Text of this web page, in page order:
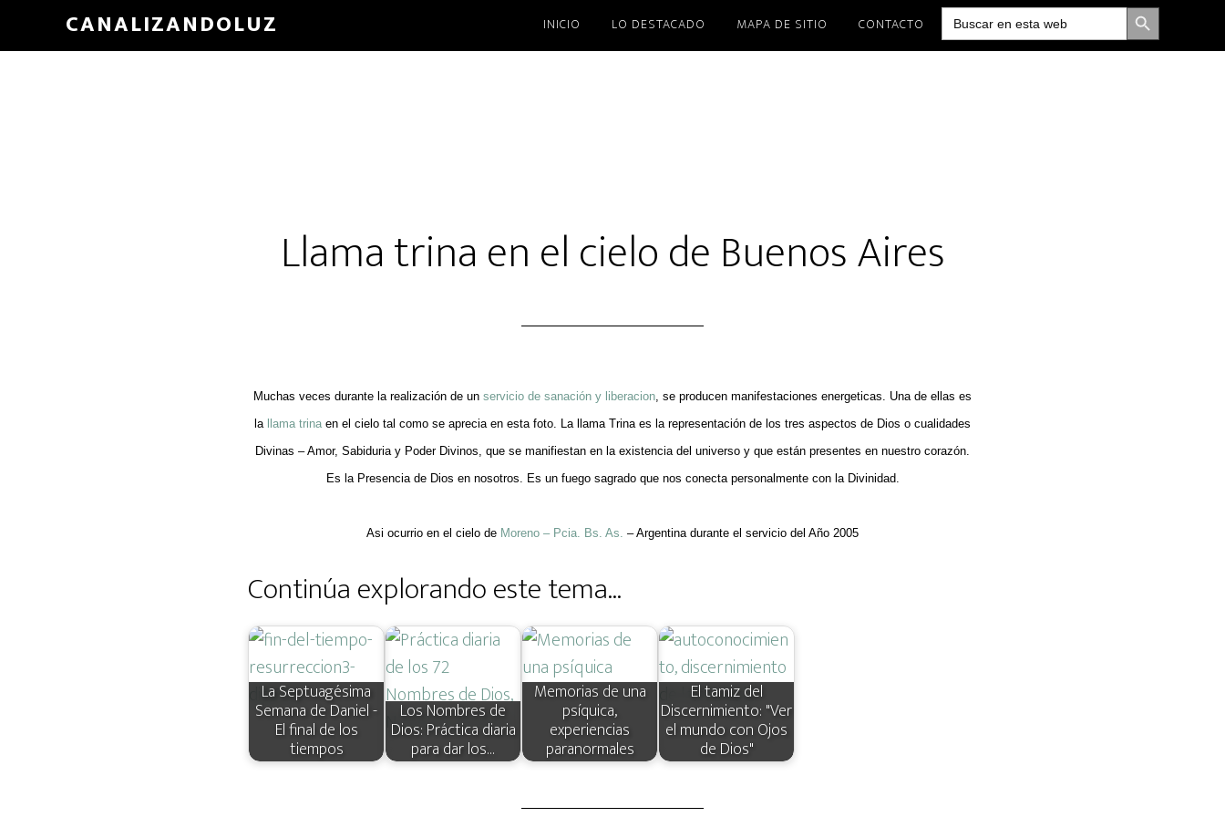
CANALIZANDOLUZ INICIO LO DESTACADO MAPA DE SITIO CONTACTO Buscar: BOTÓN DE BÚSQUEDA
Llama trina en el cielo de Buenos Aires
Muchas veces durante la realización de un servicio de sanación y liberacion, se producen manifestaciones energeticas. Una de ellas es
la llama trinaen el cielo tal como se aprecia en esta foto. La llama Trina es la representación de los tres aspectos de Dios o cualidades
Divinas – Amor, Sabiduria y Poder Divinos, que se manifiestan en la existencia del universo y que están presentes en nuestro corazón.
Es la Presencia de Dios en nosotros. Es un fuego sagrado que nos conecta personalmente con la Divinidad.
Asi ocurrio en el cielo de Moreno – Pcia. Bs. As. – Argentina durante el servicio del Año 2005
Continúa explorando este tema...
La Septuagésima
Semana de Daniel -
El final de los
tiempos
Los Nombres de
Dios: Práctica diaria
para dar los…
Memorias de una
psíquica,
experiencias
paranormales
El tamiz del
Discernimiento: "Ver
el mundo con Ojos
de Dios"